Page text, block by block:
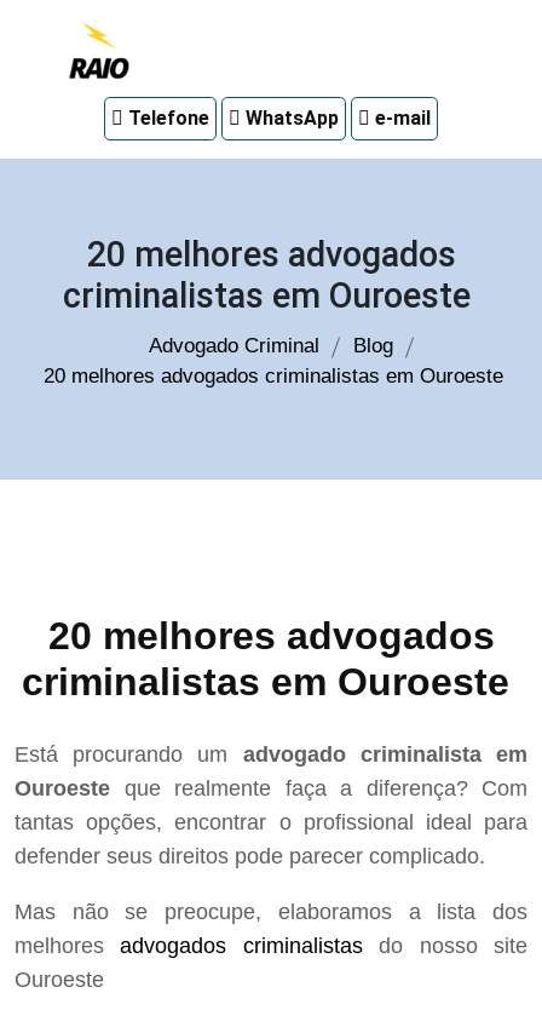
em
Telefone WhatsApp e-mail
20 melhores advogados
criminalistas em Ouroeste
Advogado Criminal
Blog
20 melhores advogados criminalistas em Ouroeste
20 melhores advogados
criminalistas em Ouroeste
Está procurando um advogado criminalista em
Ouroeste que realmente faça a diferença? Com
tantas opções, encontrar o profissional ideal para
defender seus direitos pode parecer complicado.
Mas não se preocupe, elaboramos a lista dos
melhoresadvogados criminalistasdo nosso site
Ouroeste